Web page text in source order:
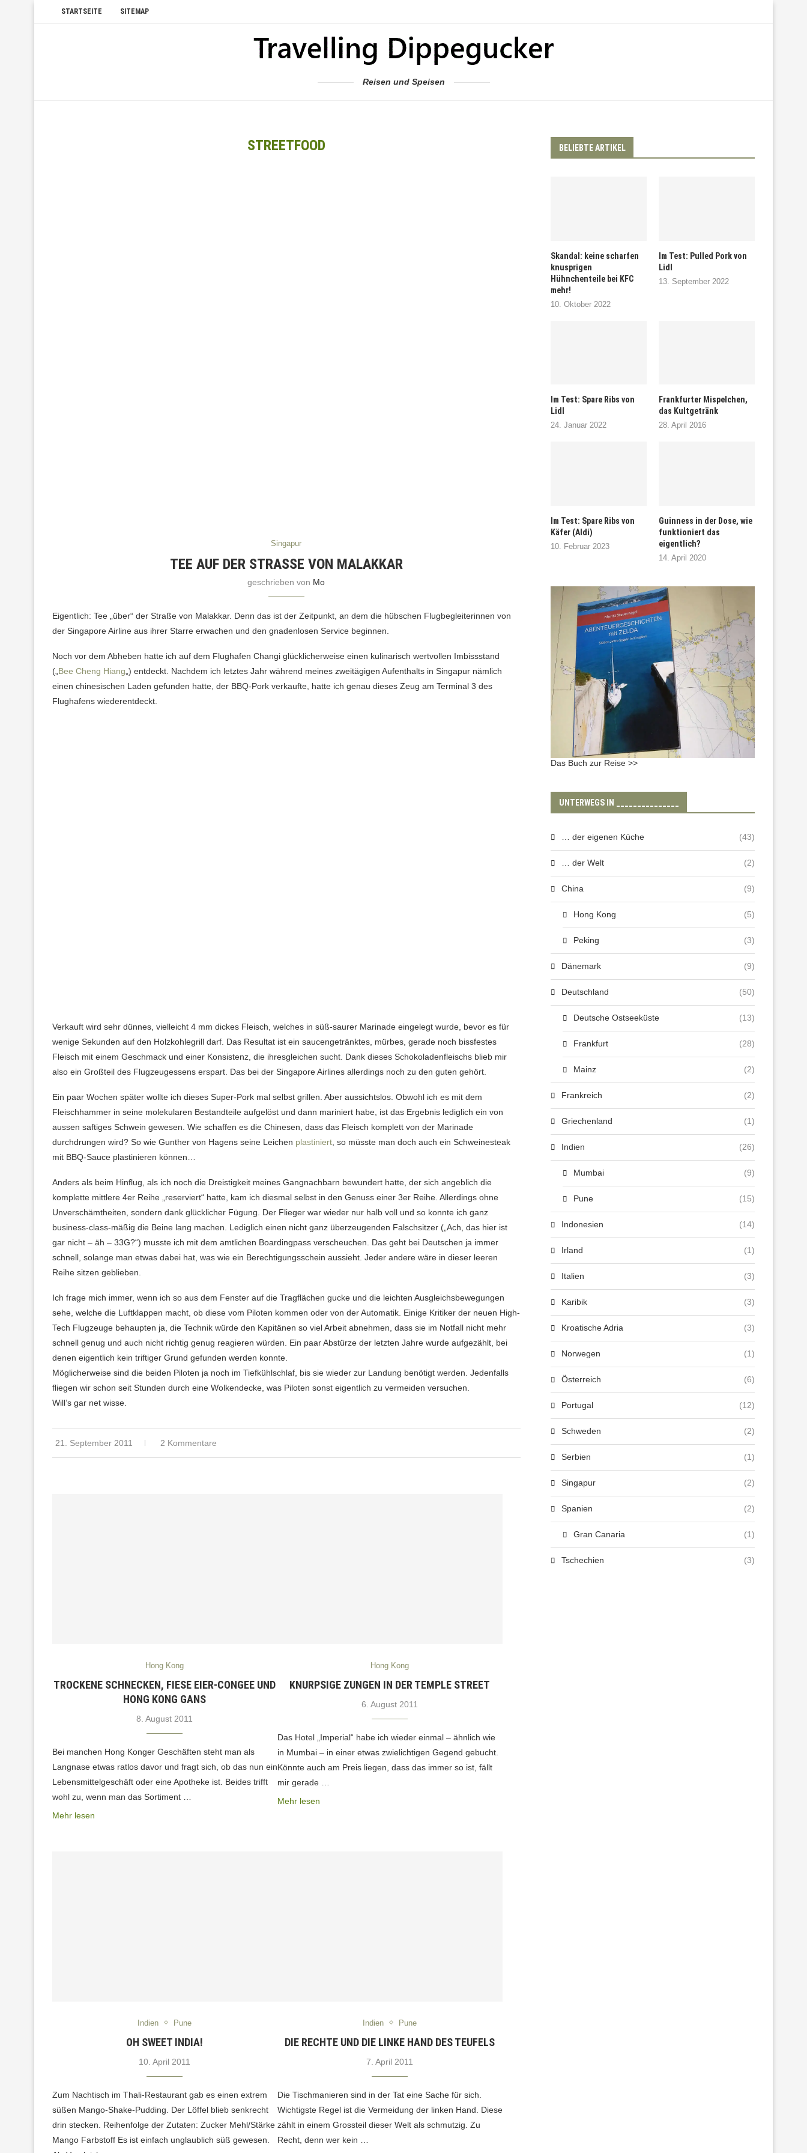
STARTSEITE SITEMAP
Reisen und Speisen
STREETFOOD
Singapur
TEE AUF DER STRASSE VON MALAKKAR
geschrieben von Mo
Eigentlich: Tee „über“ der Straße von Malakkar. Denn das ist der Zeitpunkt, an dem die hübschen Flugbegleiterinnen von
der Singapore Airline aus ihrer Starre erwachen und den gnadenlosen Service beginnen.
Noch vor dem Abheben hatte ich auf dem Flughafen Changi glücklicherweise einen kulinarisch wertvollen Imbissstand
(„ Bee Cheng Hiang „) entdeckt. Nachdem ich letztes Jahr während meines zweitägigen Aufenthalts in Singapur nämlich
einen chinesischen Laden gefunden hatte, der BBQ-Pork verkaufte, hatte ich genau dieses Zeug am Terminal 3 des
Flughafens wiederentdeckt.
Verkauft wird sehr dünnes, vielleicht 4 mm dickes Fleisch, welches in süß-saurer Marinade eingelegt wurde, bevor es für
wenige Sekunden auf den Holzkohlegrill darf. Das Resultat ist ein saucengetränktes, mürbes, gerade noch bissfestes
Fleisch mit einem Geschmack und einer Konsistenz, die ihresgleichen sucht. Dank dieses Schokoladenfleischs blieb mir
also ein Großteil des Flugzeugessens erspart. Das bei der Singapore Airlines allerdings noch zu den guten gehört.
Ein paar Wochen später wollte ich dieses Super-Pork mal selbst grillen. Aber aussichtslos. Obwohl ich es mit dem
Fleischhammer in seine molekularen Bestandteile aufgelöst und dann mariniert habe, ist das Ergebnis lediglich ein von
aussen saftiges Schwein gewesen. Wie schaffen es die Chinesen, dass das Fleisch komplett von der Marinade
durchdrungen wird? So wie Gunther von Hagens seine Leichen plastiniert , so müsste man doch auch ein Schweinesteak
mit BBQ-Sauce plastinieren können…
Anders als beim Hinflug, als ich noch die Dreistigkeit meines Gangnachbarn bewundert hatte, der sich angeblich die
komplette mittlere 4er Reihe „reserviert“ hatte, kam ich diesmal selbst in den Genuss einer 3er Reihe. Allerdings ohne
Unverschämtheiten, sondern dank glücklicher Fügung. Der Flieger war wieder nur halb voll und so konnte ich ganz
business-class-mäßig die Beine lang machen. Lediglich einen nicht ganz überzeugenden Falschsitzer („Ach, das hier ist
gar nicht – äh – 33G?“) musste ich mit dem amtlichen Boardingpass verscheuchen. Das geht bei Deutschen ja immer
schnell, solange man etwas dabei hat, was wie ein Berechtigungsschein aussieht. Jeder andere wäre in dieser leeren
Reihe sitzen geblieben.
Ich frage mich immer, wenn ich so aus dem Fenster auf die Tragflächen gucke und die leichten Ausgleichsbewegungen
sehe, welche die Luftklappen macht, ob diese vom Piloten kommen oder von der Automatik. Einige Kritiker der neuen High-
Tech Flugzeuge behaupten ja, die Technik würde den Kapitänen so viel Arbeit abnehmen, dass sie im Notfall nicht mehr
schnell genug und auch nicht richtig genug reagieren würden. Ein paar Abstürze der letzten Jahre wurde aufgezählt, bei
denen eigentlich kein triftiger Grund gefunden werden konnte.
Möglicherweise sind die beiden Piloten ja noch im Tiefkühlschlaf, bis sie wieder zur Landung benötigt werden. Jedenfalls
fliegen wir schon seit Stunden durch eine Wolkendecke, was Piloten sonst eigentlich zu vermeiden versuchen.
Will’s gar net wisse.
21. September 2011 2 Kommentare
Hong Kong
TROCKENE SCHNECKEN, FIESE EIER-CONGEE UND
HONG KONG GANS
8. August 2011
Bei manchen Hong Konger Geschäften steht man als
Langnase etwas ratlos davor und fragt sich, ob das nun ein
Lebensmittelgeschäft oder eine Apotheke ist. Beides trifft
wohl zu, wenn man das Sortiment …
Mehr lesen
Hong Kong
KNURPSIGE ZUNGEN IN DER TEMPLE STREET
6. August 2011
Das Hotel „Imperial“ habe ich wieder einmal – ähnlich wie
in Mumbai – in einer etwas zwielichtigen Gegend gebucht.
Könnte auch am Preis liegen, dass das immer so ist, fällt
mir gerade …
Mehr lesen
Indien Pune
OH SWEET INDIA!
10. April 2011
Zum Nachtisch im Thali-Restaurant gab es einen extrem
süßen Mango-Shake-Pudding. Der Löffel blieb senkrecht
drin stecken. Reihenfolge der Zutaten: Zucker Mehl/Stärke
Mango Farbstoff Es ist einfach unglaublich süß gewesen.
Indien Pune
DIE RECHTE UND DIE LINKE HAND DES TEUFELS
7. April 2011
Die Tischmanieren sind in der Tat eine Sache für sich.
Wichtigste Regel ist die Vermeidung der linken Hand. Diese
zählt in einem Grossteil dieser Welt als schmutzig. Zu
Recht, denn wer kein …
BELIEBTE ARTIKEL
Skandal: keine scharfen
knusprigen
Hühnchenteile bei KFC
mehr!
10. Oktober 2022
Im Test: Pulled Pork von
Lidl
13. September 2022
Im Test: Spare Ribs von
Lidl
24. Januar 2022
Frankfurter Mispelchen,
das Kultgetränk
28. April 2016
Im Test: Spare Ribs von
Käfer (Aldi)
10. Februar 2023
Guinness in der Dose, wie
funktioniert das
eigentlich?
14. April 2020
Das Buch zur Reise >>
UNTERWEGS IN _______________
… der eigenen Küche (43)
… der Welt (2)
China (9)
Hong Kong (5)
Peking (3)
Dänemark (9)
Deutschland (50)
Deutsche Ostseeküste (13)
Frankfurt (28)
Mainz (2)
Frankreich (2)
Griechenland (1)
Indien (26)
Mumbai (9)
Pune (15)
Indonesien (14)
Irland (1)
Italien (3)
Karibik (3)
Kroatische Adria (3)
Norwegen (1)
Österreich (6)
Portugal (12)
Schweden (2)
Serbien (1)
Singapur (2)
Spanien (2)
Gran Canaria (1)
Tschechien (3)